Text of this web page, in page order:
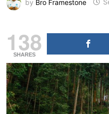
by Bro Framestone
138
SHARES